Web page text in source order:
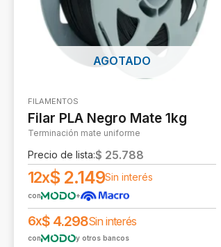
AGOTADO
FILAMENTOS
Filar PLA Negro Mate 1kg
Terminación mate uniforme
Precio de lista:$ 25.788
12x$2.149Sin interés
con +
6x$ 4.298Sin interés
con y otros bancos